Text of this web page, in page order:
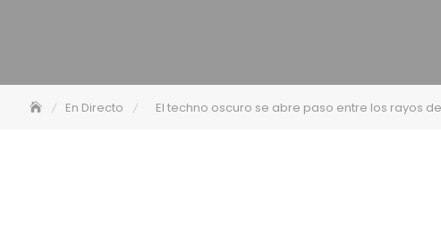
En Directo El techno oscuro se abre paso entre los rayos